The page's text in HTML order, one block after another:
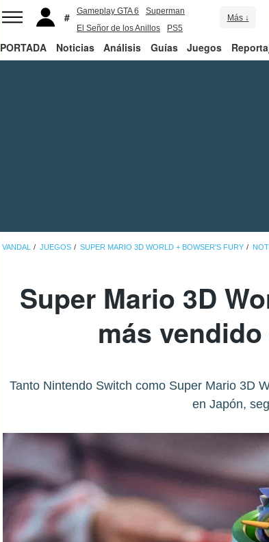
Gameplay GTA 6
Superman
El Señor de los Anillos
PS5
Más ↓
PORTADA Noticias Análisis Guías Juegos
VANDAL JUEGOS SUPER MARIO 3D WORLD + BOWSER'S FURY
Super Mario 3D
más
Tanto Nintendo Switch como Super Mario 3D
en Japón,